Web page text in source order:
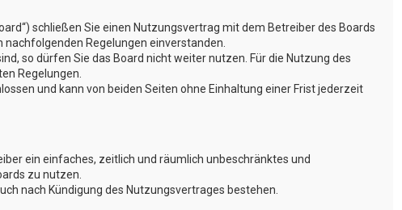
schließen Sie einen Nutzungsvertrag mit dem Betreiber des Boards
nachfolgenden Regelungen einverstanden.
so dürfen Sie das Board nicht weiter nutzen. Für die Nutzung des
Regelungen.
und kann von beiden Seiten ohne Einhaltung einer Frist jederzeit
ein einfaches, zeitlich und räumlich unbeschränktes und
zu nutzen.
nach Kündigung des Nutzungsvertrages bestehen.